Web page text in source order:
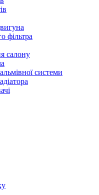
фільтра
салону
системи